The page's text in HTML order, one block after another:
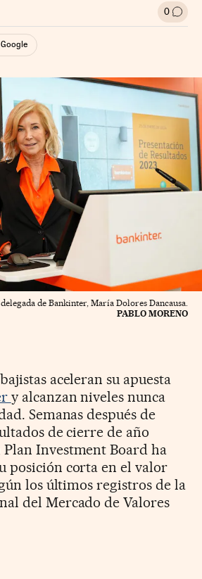
Twitter
Redes Sociales 0 Ir a
de Bankinter, María Dolores Dancausa.
PABLO MORENO
bajistas aceleran su apuesta
y alcanzan niveles nunca
Semanas después de
de cierre de año
Plan Investment Board ha
posición corta en el valor
los últimos registros de la
del Mercado de Valores